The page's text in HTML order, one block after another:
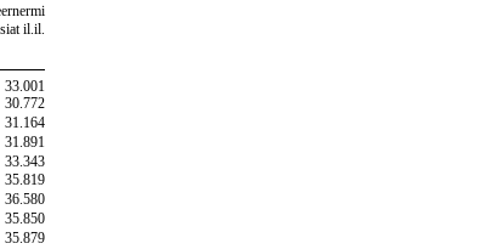
il.il.
33.001
30.772
31.164
31.891
33.343
35.819
36.580
35.850
35.879